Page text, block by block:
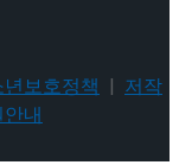
보호정책 | 저작
내